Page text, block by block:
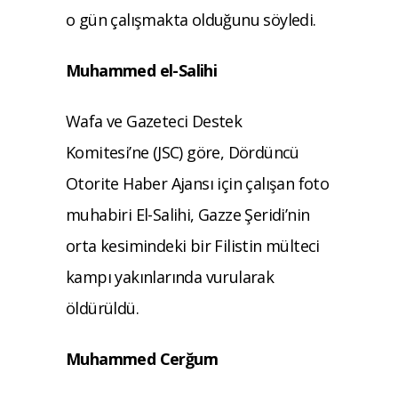
o gün çalışmakta olduğunu söyledi.
Muhammed el-Salihi
Wafa ve Gazeteci Destek
Komitesi’ne (JSC) göre, Dördüncü
Otorite Haber Ajansı için çalışan foto
muhabiri El-Salihi, Gazze Şeridi’nin
orta kesimindeki bir Filistin mülteci
kampı yakınlarında vurularak
öldürüldü.
Muhammed Cerğum